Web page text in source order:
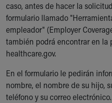
caso, antes de hacer la
formulario llamado
empleador" (Employer
también podrá encontrar en la
healthcare.gov.
En el formulario le pedirán
nombre, el nombre de su hijo,
teléfono y su correo